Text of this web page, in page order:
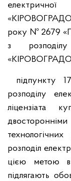
року № 2679
з
підпункту
розподілу
ліцензіата
розподіл
цією метою
підлягають